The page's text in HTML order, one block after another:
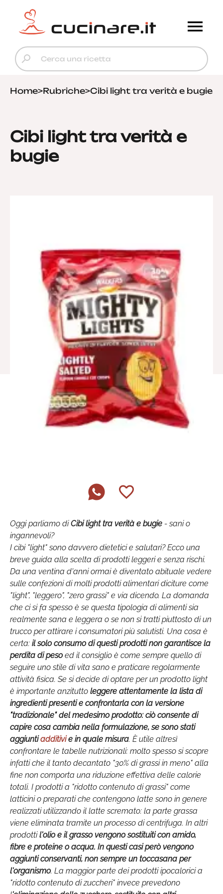
Home>Rubriche>Cibi light tra verità e bugie
Cibi light tra verità e
bugie
Oggi parliamo diCibi light tra verità e bugie - sani o
ingannevoli?
I cibi "light" sono davvero dietetici e salutari? Ecco una
breve guida alla scelta di prodotti leggeri e senza rischi.
Da una ventina d'anni ormai è diventato abituale vedere
sulle confezioni di molti prodotti alimentari diciture come
"light", "leggero", "zero grassi" e via dicendo. La domanda
che ci si fa spesso è se questa tipologia di alimenti sia
realmente sana e leggera o se non si tratti piuttosto di un
trucco per attirare i consumatori più salutisti. Una cosa è
certa: il solo consumo di questi prodotti non garantisce la
perdita di pesoed il consiglio è come sempre quello di
seguire uno stile di vita sano e praticare regolarmente
attività fisica. Se si decide di optare per un prodotto light
è importante anzitutto leggere attentamente la lista di
ingredienti presenti e confrontarla con la versione
"tradizionale" del medesimo prodotto: ciò consente di
capire cosa cambia nella formulazione, se sono stati
aggiuntiadditivie in quale misura. È utile altresì
confrontare le tabelle nutrizionali: molto spesso si scopre
infatti che il tanto decantato "30% di grassi in meno" alla
fine non comporta una riduzione effettiva delle calorie
totali. I prodotti a "ridotto contenuto di grassi" come
latticini o preparati che contengono latte sono in genere
realizzati utilizzando il latte scremato: la parte grassa
viene eliminata tramite un processo di centrifuga. In altri
prodottil'olio e il grasso vengono sostituiti con amido,
fibre e proteine o acqua. In questi casi però vengono
aggiunti conservanti, non sempre un toccasana per
l'organismo. La maggior parte dei prodotti ipocalorici a
"ridotto contenuto di zuccheri" invece prevedono